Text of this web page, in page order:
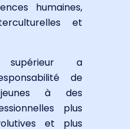
humaines,
et
supérieur a
de
à des
plus
et plus